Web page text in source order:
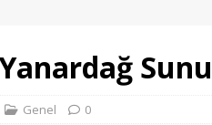
Genel 0